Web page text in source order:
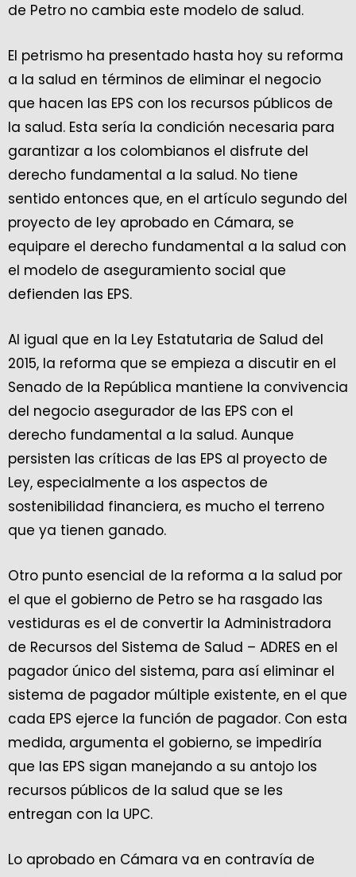
de Petro no cambia este modelo de salud.
El petrismo ha presentado hasta hoy su reforma
a la salud en términos de eliminar el negocio
que hacen las EPS con los recursos públicos de
la salud. Esta sería la condición necesaria para
garantizar a los colombianos el disfrute del
derecho fundamental a la salud. No tiene
sentido entonces que, en el artículo segundo del
proyecto de ley aprobado en Cámara, se
equipare el derecho fundamental a la salud con
el modelo de aseguramiento social que
defienden las EPS.
Al igual que en la Ley Estatutaria de Salud del
2015, la reforma que se empieza a discutir en el
Senado de la República mantiene la convivencia
del negocio asegurador de las EPS con el
derecho fundamental a la salud. Aunque
persisten las críticas de las EPS al proyecto de
Ley, especialmente a los aspectos de
sostenibilidad financiera, es mucho el terreno
que ya tienen ganado.
Otro punto esencial de la reforma a la salud por
el que el gobierno de Petro se ha rasgado las
vestiduras es el de convertir la Administradora
de Recursos del Sistema de Salud – ADRES en el
pagador único del sistema, para así eliminar el
sistema de pagador múltiple existente, en el que
cada EPS ejerce la función de pagador. Con esta
medida, argumenta el gobierno, se impediría
que las EPS sigan manejando a su antojo los
recursos públicos de la salud que se les
entregan con la UPC.
Lo aprobado en Cámara va en contravía de